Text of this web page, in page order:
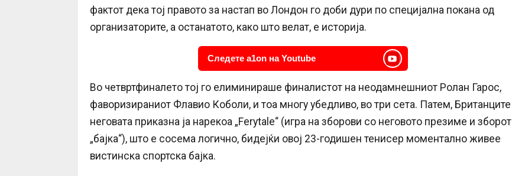
фактот дека тој правото за настап во Лондон го доби дури по специјална покана од
организаторите, а останатото, како што велат, е историја.
Следете a1on на Youtube
Во четвртфиналето тој го елиминираше финалистот на неодамнешниот Ролан Гарос,
фаворизираниот Флавио Коболи, и тоа многу убедливо, во три сета. Патем, Британците
неговата приказна ја нарекоа „Ferytale“ (игра на зборови со неговото презиме и зборот
„бајка“), што е сосема логично, бидејќи овој 23-годишен тенисер моментално живее
вистинска спортска бајка.